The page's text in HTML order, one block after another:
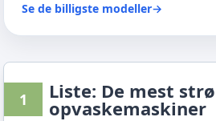
Se de billigste modeller→
1 Liste: De mest
opvaskemaskiner